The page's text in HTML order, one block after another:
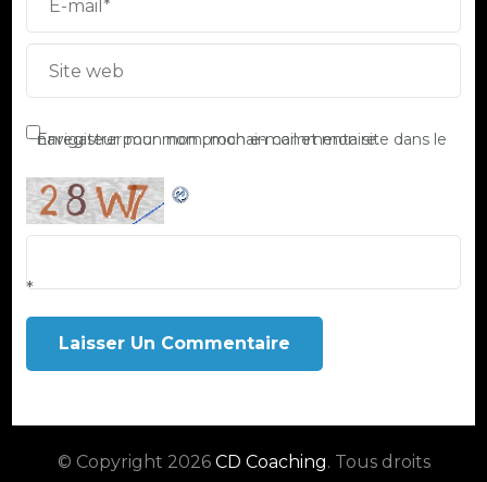
Enregistrer mon nom, mon e-mail et mon site dans le navigateur pour mon prochain commentaire.
*
© Copyright 2026 CD Coaching. Tous droits